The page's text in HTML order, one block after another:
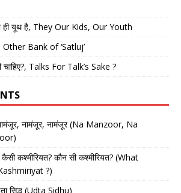
ही यूथ है, They Our Kids, Our Youth
Other Bank of ‘Satluj’
चाहिए?, Talks For Talk’s Sake ?
नामंजूर, नामंजूर (Na Manzoor, Na
कैसी कश्मीरियत? कौन सी कश्मीरियत? (What
?)
सिद्धू (Udta Sidhu)